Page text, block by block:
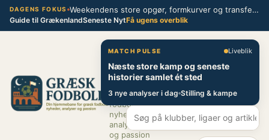
Spring
DAGENS FOKUS Weekendens store opgør, formkurver og transferblik fra græsk fodbold
Guide til GrækenlandSeneste NytFå ugens overblik
Græsk Fodbold
Din
hjemmebane
for græsk
fodbold –
nyheder,
analyser
og passion
MATCH PULSE Liveblik
Næste store kamp og seneste
historier samlet ét sted
3 nye analyser i dag Stilling & kampe